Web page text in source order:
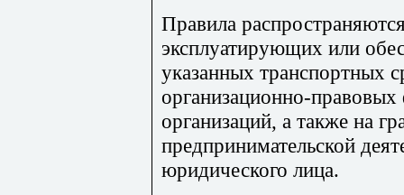
Правила
эксплуатирующих или
указанных транспортных
организационно-
организаций, а также на
предпринимательской
юридического лица.